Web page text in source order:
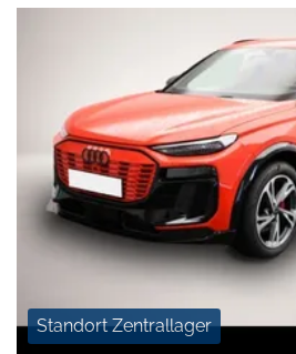
Standort Zentrallager